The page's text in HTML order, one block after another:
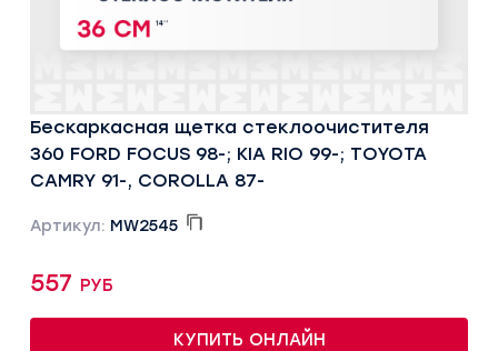
Бескаркасная щетка стеклоочистителя
360 FORD FOCUS 98-; KIA RIO 99-; TOYOTA
CAMRY 91-, COROLLA 87-
Артикул: MW2545
557 руб
КУПИТЬ ОНЛАЙН